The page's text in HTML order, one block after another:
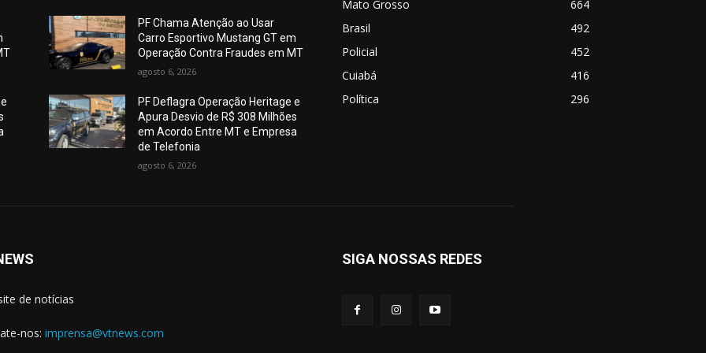
PF Chama Atenção ao Usar
Carro Esportivo Mustang GT em
Operação Contra Fraudes em MT
agosto 6, 2026
PF Deflagra Operação Heritage e
Apura Desvio de R$ 308 Milhões
em Acordo Entre MT e Empresa
de Telefonia
agosto 6, 2026
Mato Grosso
664
Brasil
492
Policial
452
Cuiabá
416
Política
296
de notícias
nos: imprensa@vtnews.com
SIGA NOSSAS REDES